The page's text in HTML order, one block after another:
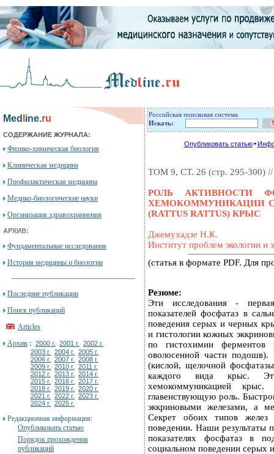
Med ine.ru
СОДЕРЖАНИЕ ЖУРНАЛА:
Физико-химическая биология
Клиническая медицина
Профилактическая медицина
Медико-биологические науки
Организация здравохраниения
АРХИВ:
Фундаментальные исследования
История медицины и биологии
Последние публикации
Поиск публикаций
Articles
Архив : 2000 г. 2001 г.
2002 г.
2003 г.
2004 г.
2005 г.
2006 г.
2007 г.
2008 г.
2009 г.
2010 г.
2011 г.
2012 г.
2013 г.
2014 г.
2015 г.
2016 г.
2017 г.
2018 г.
2019 г.
2020 г.
2021 г.
2022 г.
2023 г.
2024 г.
2025 г.
Редакционная информация:
Опубликовать статью
Порядок прохождения
публикаций
Российская поисковая система
Искать:
Опубликовать статью
ТОМ 9, СТ. 26 (стр. 295-300) //
РОЛЬ АКТИВНОСТИ
ХЕМОКОММУНИКАЦИИ
(RATTUS RATTUS) КРЫС
Джемухадзе Н.К.
Институт проблем экологии
(статья в формате PDF. Для
Резюме:
Эти исследования -
показателей фосфатаз в
поведения серых и черных
и гистологии кожных
по гистохимии ферментов
оволосенной части подошв).
(кислой, щелочной
каждого вида крыс.
хемокоммуникацией
главенствующую роль.
эккриновыми железами, а
Секрет обоих типов желез
поведении. Наши результаты
показателях фосфатаз в
социальном поведении серых